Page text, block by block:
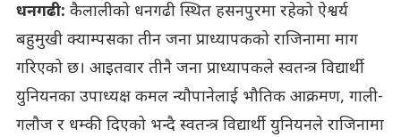
धनगढी: कैलालीको धनगढी स्थित हसनपुरमा रहेको ऐश्वर्य
बहुमुखी क्याम्पसका तीन जना प्राध्यापकको राजिनामा माग
गरिएको छ। आइतवार तीनै जना प्राध्यापकले स्वतन्त्र विद्यार्थी
युनियनका उपाध्यक्ष कमल न्यौपानेलाई भौतिक आक्रमण, गाली-
गलौज र धम्की दिएको भन्दै स्वतन्त्र विद्यार्थी युनियनले राजिनामा